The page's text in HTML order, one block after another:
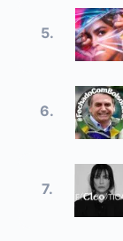
5.
6.
7.